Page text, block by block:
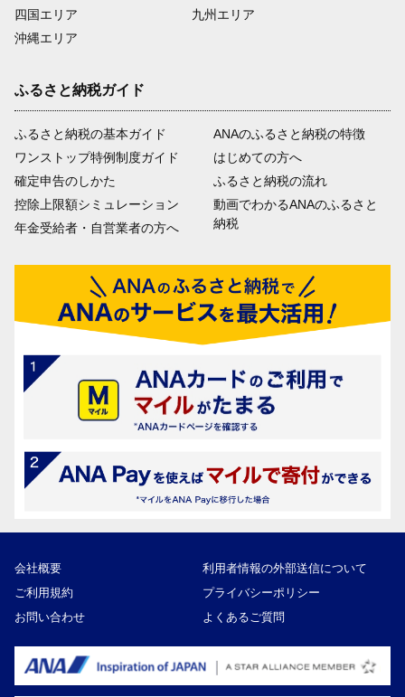
四国エリア
沖縄エリア
九州エリア
ふるさと納税ガイド
ふるさと納税の基本ガイド
ワンストップ特例制度ガイド
確定申告のしかた
控除上限額シミュレーション
年金受給者・自営業者の方へ
ANAのふるさと納税の特徴
はじめての方へ
ふるさと納税の流れ
動画でわかるANAのふるさと
納税
会社概要
利用者情報の外部送信について
ご利用規約
プライバシーポリシー
お問い合わせ
よくあるご質問